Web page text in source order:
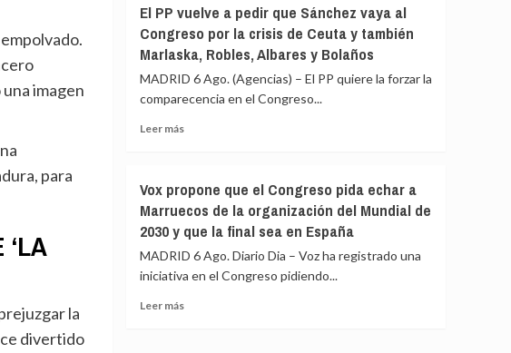
imagen
para
divertido
y
critica
que
«saque
de
impulsa
el
pago
tasas
con
ahora
se
realizado
15.800
pagos,
mayoría
El PP vuelve a pedir que Sánchez vaya al
Congreso por la crisis de Ceuta y también
Marlaska, Robles, Albares y Bolaños
MADRID 6 Ago. (Agencias) – El PP quiere la forzar la
comparecencia en el Congreso...
Leer másLeer
PP
vuelve
a
que
Sánchez
Vox propone que el Congreso pida echar a
Marruecos de la organización del Mundial de
2030 y que la final sea en España
MADRID 6 Ago. Diario Dia – Voz ha registrado una
iniciativa en el Congreso pidiendo...
Leer másLeer